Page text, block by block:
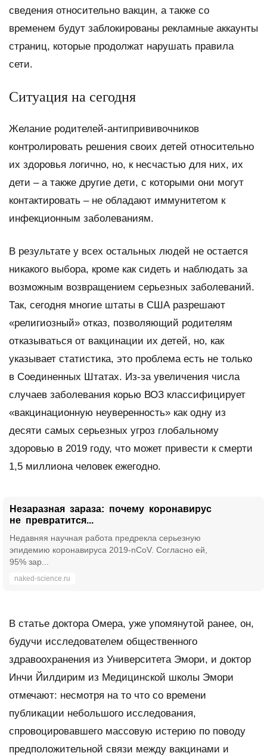
сведения относительно вакцин, а также со
временем будут заблокированы рекламные аккаунты
страниц, которые продолжат нарушать правила
сети.
Ситуация на сегодня
Желание родителей-антипрививочников
контролировать решения своих детей относительно
их здоровья логично, но, к несчастью для них, их
дети – а также другие дети, с которыми они могут
контактировать – не обладают иммунитетом к
инфекционным заболеваниям.
В результате у всех остальных людей не остается
никакого выбора, кроме как сидеть и наблюдать за
возможным возвращением серьезных заболеваний.
Так, сегодня многие штаты в США разрешают
«религиозный» отказ, позволяющий родителям
отказываться от вакцинации их детей, но, как
указывает статистика, это проблема есть не только
в Соединенных Штатах. Из-за увеличения числа
случаев заболевания корью ВОЗ классифицирует
«вакцинационную неуверенность» как одну из
десяти самых серьезных угроз глобальному
здоровью в 2019 году, что может привести к смерти
1,5 миллиона человек ежегодно.
Незаразная зараза: почему коронавирус
не превратится...
Недавняя научная работа предрекла серьезную
эпидемию коронавируса 2019-nCoV. Согласно ей,
95% зар...
naked-science.ru
В статье доктора Омера, уже упомянутой ранее, он,
будучи исследователем общественного
здравоохранения из Университета Эмори, и доктор
Инчи Йилдирим из Медицинской школы Эмори
отмечают: несмотря на то что со времени
публикации небольшого исследования,
спровоцировавшего массовую истерию по поводу
предположительной связи между вакцинами и